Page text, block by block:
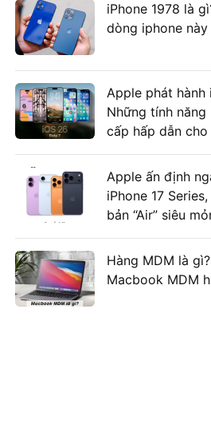
iPhone 1978 là
dòng iphone này
Apple phát hành
Những tính năng
cấp hấp dẫn cho
Apple ấn định
iPhone 17
bản “Air” siêu
Hàng MDM là
Macbook MDM